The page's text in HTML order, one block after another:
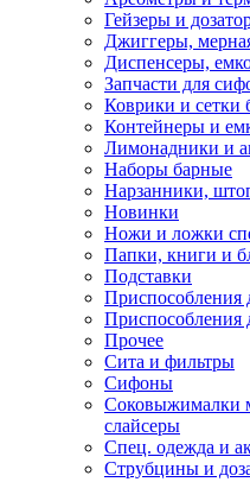
Гейзеры и
Джиггеры,
Диспенсеры,
Запчасти для
Коврики и сетки
Контейнеры и
Лимонадники и
Наборы барные
Нарзанники,
Новинки
Ножи и ложки
Папки, книги и
Подставки
Приспособления
Приспособления
Прочее
Сита и фильтры
Сифоны
Соковыжималки
слайсеры
Спец. одежда и
Струбцины и